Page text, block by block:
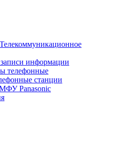
Телекоммуникационное
информации
телефонные
станции
Panasonic